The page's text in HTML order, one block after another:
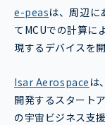
e-peasは、周辺に
てMCUでの計算に
現するデバイスを
Isar Aerospace は
開発するスタート
の宇宙ビジネス支